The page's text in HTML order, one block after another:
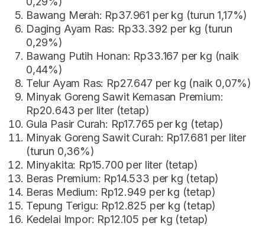
Bawang Merah: Rp37.961 per kg (turun 1,17%)
Daging Ayam Ras: Rp33.392 per kg (turun
0,29%)
Bawang Putih Honan: Rp33.167 per kg (naik
0,44%)
Telur Ayam Ras: Rp27.647 per kg (naik 0,07%)
Minyak Goreng Sawit Kemasan Premium:
Rp20.643 per liter (tetap)
Gula Pasir Curah: Rp17.765 per kg (tetap)
Minyak Goreng Sawit Curah: Rp17.681 per liter
(turun 0,36%)
Minyakita: Rp15.700 per liter (tetap)
Beras Premium: Rp14.533 per kg (tetap)
Beras Medium: Rp12.949 per kg (tetap)
Tepung Terigu: Rp12.825 per kg (tetap)
Kedelai Impor: Rp12.105 per kg (tetap)